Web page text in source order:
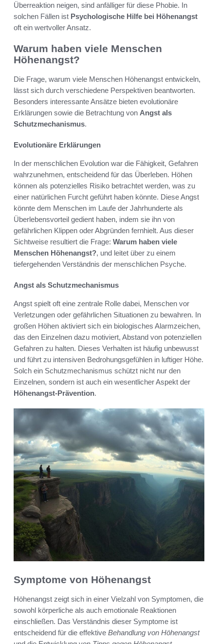
Überreaktion neigen, sind anfälliger für diese Phobie. In
solchen Fällen ist Psychologische Hilfe bei Höhenangst
oft ein wertvoller Ansatz.
Warum haben viele Menschen
Höhenangst?
Die Frage, warum viele Menschen Höhenangst entwickeln,
lässt sich durch verschiedene Perspektiven beantworten.
Besonders interessante Ansätze bieten evolutionäre
Erklärungen sowie die Betrachtung von Angst als
Schutzmechanismus.
Evolutionäre Erklärungen
In der menschlichen Evolution war die Fähigkeit, Gefahren
wahrzunehmen, entscheidend für das Überleben. Höhen
können als potenzielles Risiko betrachtet werden, was zu
einer natürlichen Furcht geführt haben könnte. Diese Angst
könnte dem Menschen im Laufe der Jahrhunderte als
Überlebensvorteil gedient haben, indem sie ihn von
gefährlichen Klippen oder Abgründen fernhielt. Aus dieser
Sichtweise resultiert die Frage: Warum haben viele
Menschen Höhenangst?, und leitet über zu einem
tiefergehenden Verständnis der menschlichen Psyche.
Angst als Schutzmechanismus
Angst spielt oft eine zentrale Rolle dabei, Menschen vor
Verletzungen oder gefährlichen Situationen zu bewahren. In
großen Höhen aktiviert sich ein biologisches Alarmzeichen,
das den Einzelnen dazu motiviert, Abstand von potenziellen
Gefahren zu halten. Dieses Verhalten ist häufig unbewusst
und führt zu intensiven Bedrohungsgefühlen in luftiger Höhe.
Solch ein Schutzmechanismus schützt nicht nur den
Einzelnen, sondern ist auch ein wesentlicher Aspekt der
Höhenangst-Prävention.
Symptome von Höhenangst
Höhenangst zeigt sich in einer Vielzahl von Symptomen, die
sowohl körperliche als auch emotionale Reaktionen
einschließen. Das Verständnis dieser Symptome ist
entscheidend für die effektive Behandlung von Höhenangst